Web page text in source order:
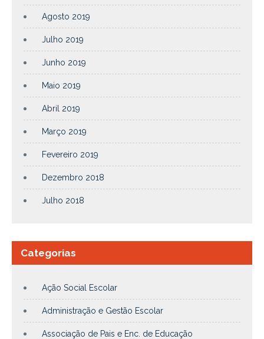
Agosto 2019
Julho 2019
Junho 2019
Maio 2019
Abril 2019
Março 2019
Fevereiro 2019
Dezembro 2018
Julho 2018
Categorias
Ação Social Escolar
Administração e Gestão Escolar
Associação de Pais e Enc. de Educação